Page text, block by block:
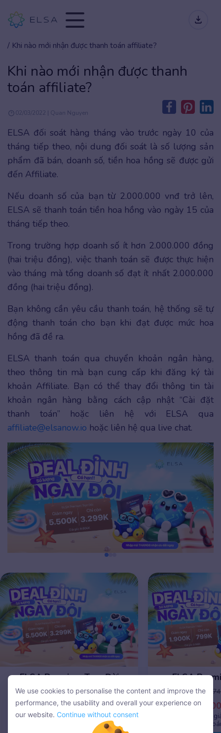
/ Khi nào mới nhận được thanh toán affiliate?
Khi nào mới nhận được thanh
toán affiliate?
02/03/2022 | Quan Nguyen
ELSA đối soát hàng tháng vào trước ngày 10 của
tháng tiếp theo, nội dung đối soát là số lượng sản
phẩm đã bán, doanh số, tiền hoa hồng sẽ được gửi
đến Affiliate.
Nếu doanh số của bạn từ 2.000.000 vnđ trở lên,
ELSA sẽ thanh toán tiền hoa hồng vào ngày 15 của
tháng tiếp theo.
Trong trường hợp doanh số ít hơn 2.000.000 đồng
(hai triệu đồng), việc thanh toán sẽ được thực hiện
vào tháng mà tổng doanh số đạt ít nhất 2.000.000
đồng (hai triệu đồng).
Bạn không cần yêu cầu thanh toán, hệ thống sẽ tự
động thanh toán cho bạn khi đạt được mức hoa
hồng đã đề ra.
ELSA thanh toán qua chuyển khoản ngân hàng,
theo thông tin mà bạn cung cấp khi đăng ký tài
khoản Affiliate. Bạn có thể thay đổi thông tin tài
khoản ngân hàng bằng cách cập nhật “Cài đặt
thanh toán” hoặc liên hệ với ELSA qua
affiliate@elsanow.io hoặc liên hệ qua live chat.
ELSA Premium Trọn Đời
Giá gốc:8,800,000 VNĐ
8,800,000 VNĐ
Nhập mãTHANG8giảm còn3.299Kkhi
thanh toán online
ELSA
Giá gốc:
thanh
We use cookies to personalise the content and improve the
performance, the usability and overall your experience on
Continue without consent
We use cookies to personalise the content and improve the
performance, the usability and overall your experience on
our website. Continue without consent